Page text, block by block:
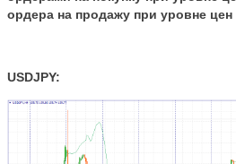
ордера на продажу при уровне цен
USDJPY: